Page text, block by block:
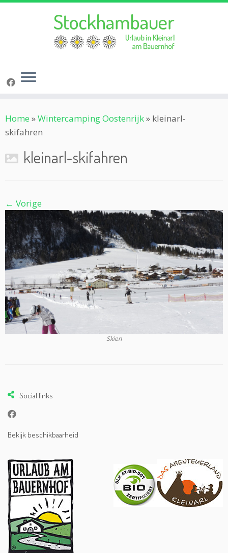
naar
inhoud
Home »Wintercamping Oostenrijk» kleinarl-
skifahren
kleinarl-skifahren
← Vorige
Skien
Social links
Bekijk beschikbaarheid